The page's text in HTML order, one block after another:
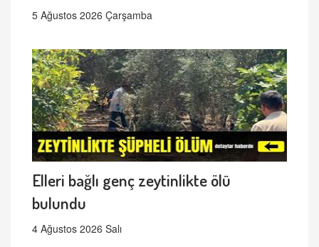
5 Ağustos 2026 Çarşamba
Elleri bağlı genç zeytinlikte ölü
bulundu
4 Ağustos 2026 Salı